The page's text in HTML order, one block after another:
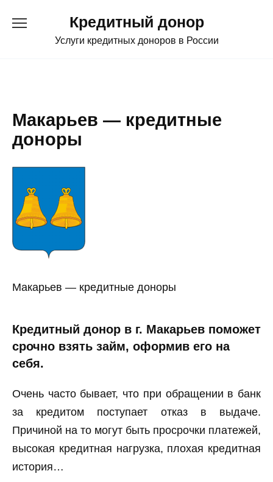
содержанию
Кредитный донор
Услуги кредитных доноров в России
Макарьев — кредитные
доноры
Макарьев — кредитные доноры
Кредитный донор в г. Макарьев поможет
срочно взять займ, оформив его на
себя.
Очень часто бывает, что при обращении в банк
за кредитом поступает отказ в выдаче.
Причиной на то могут быть просрочки платежей,
высокая кредитная нагрузка, плохая кредитная
история…